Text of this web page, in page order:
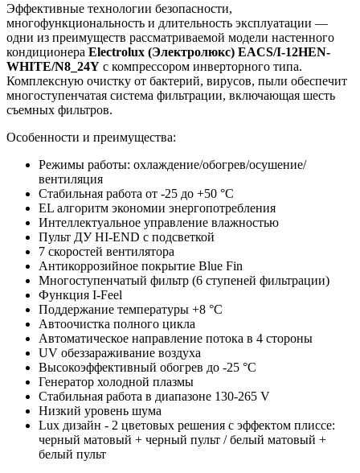
Эффективные технологии безопасности,
многофункциональность и длительность эксплуатации —
одни из преимуществ рассматриваемой модели настенного
кондиционера Electrolux (Электролюкс) EACS/I-12HEN-
WHITE/N8_24Y с компрессором инверторного типа.
Комплексную очистку от бактерий, вирусов, пыли обеспечит
многоступенчатая система фильтрации, включающая шесть
съемных фильтров.
Особенности и преимущества:
Режимы работы: охлаждение/обогрев/осушение/
вентиляция
Стабильная работа от -25 до +50 °C
EL алгоритм экономии энергопотребления
Интеллектуальное управление влажностью
Пульт ДУ HI-END с подсветкой
7 скоростей вентилятора
Антикоррозийное покрытие Blue Fin
Многоступенчатый фильтр (6 ступеней фильтрации)
Функция I-Feel
Поддержание температуры +8 °C
Автоочистка полного цикла
Автоматическое направление потока в 4 стороны
UV обеззараживание воздуха
Высокоэффективный обогрев до -25 °С
Генератор холодной плазмы
Стабильная работа в диапазоне 130-265 V
Низкий уровень шума
Lux дизайн - 2 цветовых решения с эффектом плиссе:
черный матовый + черный пульт / белый матовый +
белый пульт